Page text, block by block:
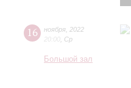
16 ноября 2022
20:00 Ср
Большой зал